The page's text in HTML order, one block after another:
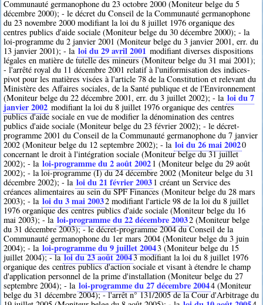
Communauté germanophone du 23 octobre 2000 (Moniteur belge du 5
décembre 2000); - le décret du Conseil de la Communauté germanophone
du 23 novembre 2000 modifiant la loi du 8 juillet 1976 organique des
centres publics d'aide sociale (Moniteur belge du 30 décembre 2000); - la
loi-programme du 2 janvier 2001 (Moniteur belge du 3 janvier 2001, err. du
13 janvier 2001); - la loi du 29 avril 2001 modifiant diverses dispositions
légales en matière de tutelle des mineurs (Moniteur belge du 31 mai 2001);
- l'arrêté royal du 11 décembre 2001 relatif à l'uniformisation des indices-
pivot pour les matières visées à l'article 78 de la Constitution et relevant du
Ministère des Affaires sociales, de la Santé publique et de l'Environnement
(Moniteur belge du 22 décembre 2001, err. du 3 juillet 2002); - la loi du 7
janvier 2002 modifiant la loi du 8 juillet 1976 organique des centres
publics d'aide sociale en vue de modifier la dénomination des centres
publics d'aide sociale (Moniteur belge du 23 février 2002); - le décret-
programme 2001 du Conseil de la Communauté germanophone du 7 janvier
2002 (Moniteur belge du 12 septembre 2002); - la loi du 26 mai 20020
concernant le droit à l'intégration sociale (Moniteur belge du 31 juillet
2002); - la loi-programme du 2 août 2002 1 (Moniteur belge du 29 août
2002); - la loi-programme (I) du 24 décembre 2002 (Moniteur belge du 31
décembre 2002); - la loi du 21 février 2003 1 créant un Service des
créances alimentaires au sein du SPF Finances (Moniteur belge du 28 mars
2003); - la loi du 3 mai 20032 modifiant l'article 98 de la loi du 8 juillet
1976 organique des centres publics d'aide sociale (Moniteur belge du 16
mai 2003); - la loi-programme du 22 décembre 20032 (Moniteur belge
du 31 décembre 2003); - le décret-programme 2004 du Conseil de la
Communauté germanophone du 1er mars 2004 (Moniteur belge du 3 juin
2004); - la loi-programme du 9 juillet 20043 (Moniteur belge du 15
juillet 2004); - laloi du 23 août 20043modifiant la loi du 8 juillet 1976
organique des centres publics d'action sociale et visant à étendre le champ
d'application personnel de la prime d'installation (Moniteur belge du 27
septembre 2004); - la loi-programme du 27 décembre 20044 (Moniteur
belge du 31 décembre 2004); - l'arrêt n° 131/2005 de la Cour d'Arbitrage du